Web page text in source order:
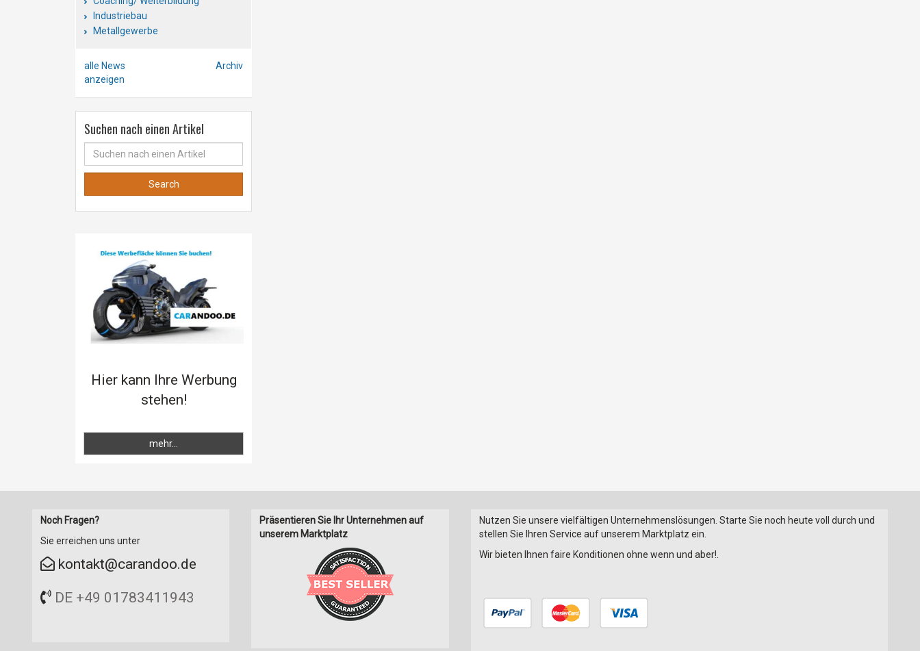
Industriebau
Metallgewerbe
alle News
anzeigen
Archiv
Suchen nach einen Artikel
Hier kann Ihre Werbung
stehen!
mehr...
Noch Fragen?
Sie erreichen uns unter
kontakt@carandoo.de
DE +49 01783411943
Präsentieren Sie Ihr Unternehmen auf
unserem Marktplatz
Nutzen Sie unsere vielfältigen Unternehmenslösungen. Starte Sie noch heute voll durch und
stellen Sie Ihren Service auf unserem Marktplatz ein.
Wir bieten Ihnen faire Konditionen ohne wenn und aber!.